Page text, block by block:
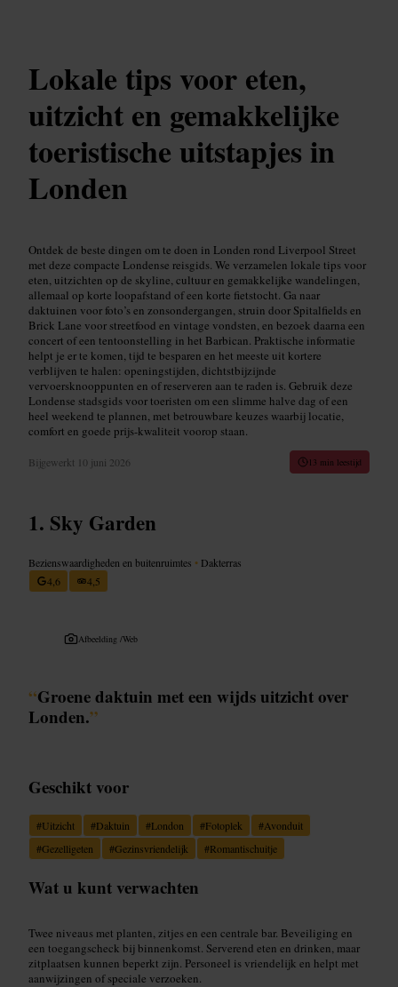
Lokale tips voor eten,
uitzicht en gemakkelijke
toeristische uitstapjes in
Londen
Ontdek de beste dingen om te doen in Londen rond Liverpool Street
met deze compacte Londense reisgids. We verzamelen lokale tips voor
eten, uitzichten op de skyline, cultuur en gemakkelijke wandelingen,
allemaal op korte loopafstand of een korte fietstocht. Ga naar
daktuinen voor foto’s en zonsondergangen, struin door Spitalfields en
Brick Lane voor streetfood en vintage vondsten, en bezoek daarna een
concert of een tentoonstelling in het Barbican. Praktische informatie
helpt je er te komen, tijd te besparen en het meeste uit kortere
verblijven te halen: openingstijden, dichtstbijzijnde
vervoersknooppunten en of reserveren aan te raden is. Gebruik deze
Londense stadsgids voor toeristen om een slimme halve dag of een
heel weekend te plannen, met betrouwbare keuzes waarbij locatie,
comfort en goede prijs-kwaliteit voorop staan.
Bijgewerkt 10 juni 2026 13 min leestijd
Sky Garden
Bezienswaardigheden en buitenruimtes • Dakterras
4,6
4,5
Afbeelding /Web
“Groene daktuin met een wijds uitzicht over
Londen.”
Geschikt voor
#Uitzicht #Daktuin #London #Fotoplek #Avonduit
#Gezelligeten #Gezinsvriendelijk #Romantischuitje
Wat u kunt verwachten
Twee niveaus met planten, zitjes en een centrale bar. Beveiliging en
een toegangscheck bij binnenkomst. Serverend eten en drinken, maar
zitplaatsen kunnen beperkt zijn. Personeel is vriendelijk en helpt met
aanwijzingen of speciale verzoeken.